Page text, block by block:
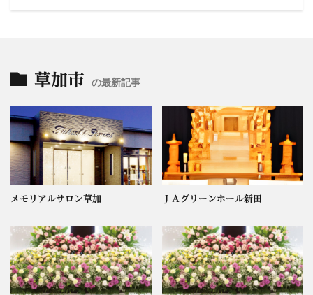
草加市 の最新記事
メモリアルサロン草加 ＪＡグリーンホール新田